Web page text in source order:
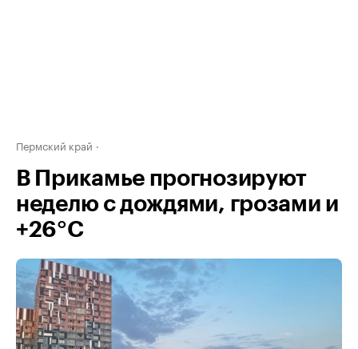
Пермский край
В Прикамье прогнозируют
неделю с дождями, грозами и
+26°С